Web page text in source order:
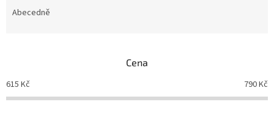
o
d
Abecedně
Cena
615 Kč 790Kč